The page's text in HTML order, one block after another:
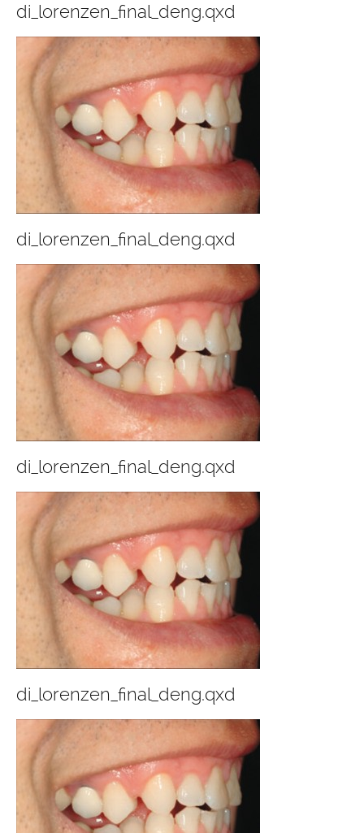
di_lorenzen_final_deng.qxd
di_lorenzen_final_deng.qxd
di_lorenzen_final_deng.qxd
di_lorenzen_final_deng.qxd